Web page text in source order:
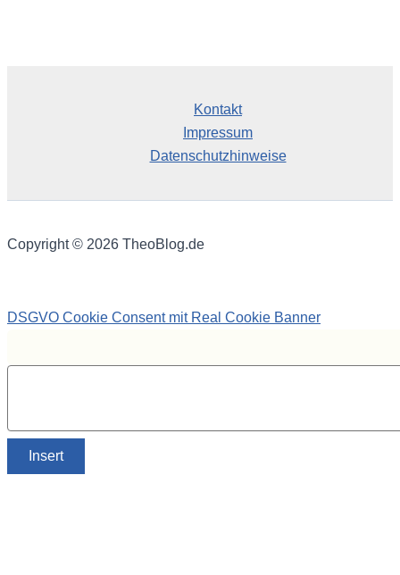
Kontakt
Impressum
Datenschutzhinweise
Copyright © 2026 TheoBlog.de
DSGVO Cookie Consent mit Real Cookie Banner
Insert